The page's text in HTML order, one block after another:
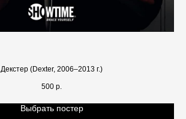
Декстер (Dexter, 2006–2013 г.)
500 р.
Выбрать постер